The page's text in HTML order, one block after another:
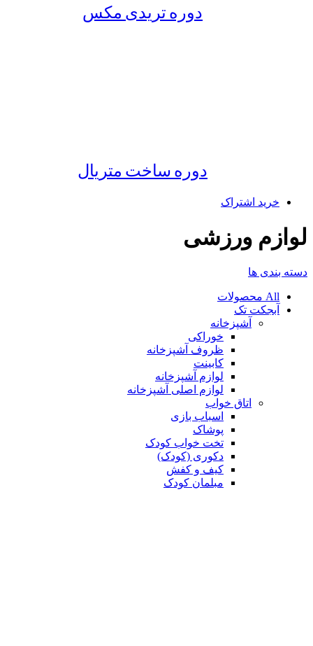
دوره تریدی مکس
دوره ساخت متریال
خرید اشتراک
لوازم ورزشی
دسته بندی ها
All محصولات
آبجکت تک
آشپزخانه
خوراکی
ظروف آشپزخانه
کابینت
لوازم آشپزخانه
لوازم اصلی آشپزخانه
اتاق خواب
اسباب بازی
پوشاک
تخت خواب کودک
دکوری (کودک)
کیف و کفش
مبلمان کودک